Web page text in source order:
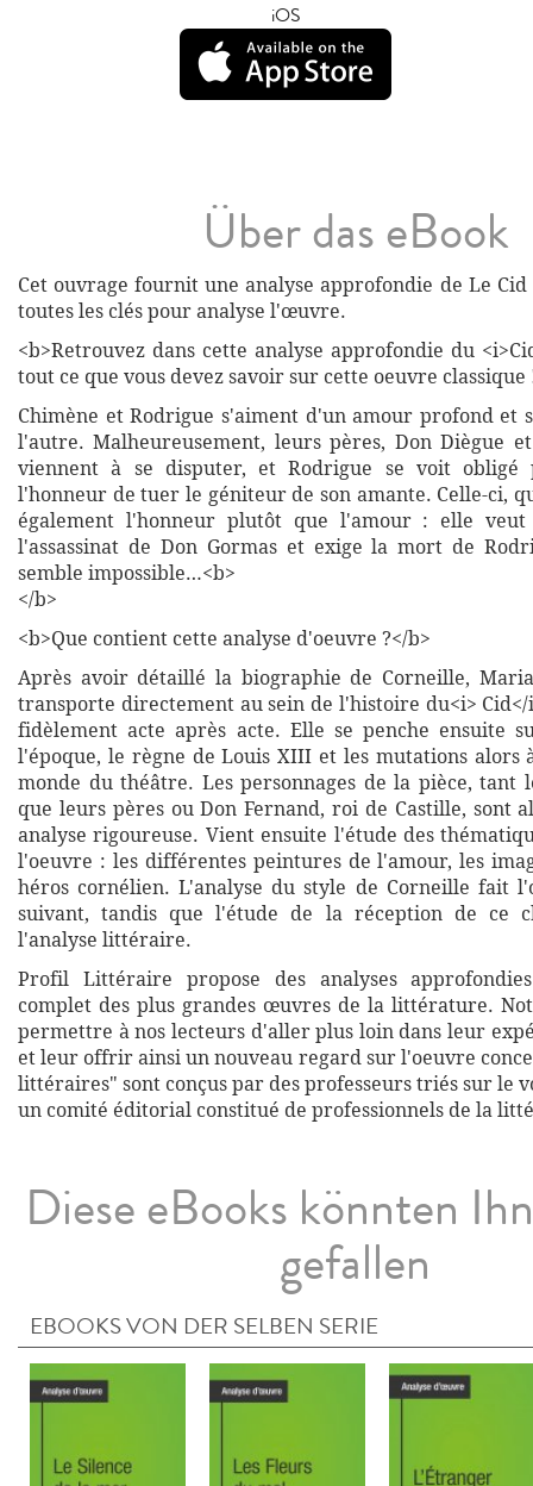
iOS
Über das eBook
Cet ouvrage fournit une analyse approfondie de Le
toutes les clés pour analyse l'œuvre.
<b>Retrouvez dans cette analyse approfondie du
tout ce que vous devez savoir sur cette oeuvre classique
Chimène et Rodrigue s'aiment d'un amour profond et
l'autre. Malheureusement, leurs pères, Don Diègue
viennent à se disputer, et Rodrigue se voit obligé
l'honneur de tuer le géniteur de son amante. Celle-ci,
également l'honneur plutôt que l'amour : elle
l'assassinat de Don Gormas et exige la mort de
semble impossible…<b>
</b>
<b>Que contient cette analyse d'oeuvre ?</b>
Après avoir détaillé la biographie de Corneille,
transporte directement au sein de l'histoire du<i>
fidèlement acte après acte. Elle se penche ensuite
l'époque, le règne de Louis XIII et les mutations alors
monde du théâtre. Les personnages de la pièce, tant
que leurs pères ou Don Fernand, roi de Castille, sont
analyse rigoureuse. Vient ensuite l'étude des
l'oeuvre : les différentes peintures de l'amour, les
héros cornélien. L'analyse du style de Corneille fait
suivant, tandis que l'étude de la réception de ce
l'analyse littéraire.
Profil Littéraire propose des analyses
complet des plus grandes œuvres de la littérature.
permettre à nos lecteurs d'aller plus loin dans leur
et leur offrir ainsi un nouveau regard sur l'oeuvre
littéraires" sont conçus par des professeurs triés sur le
un comité éditorial constitué de professionnels de la
Diese eBooks könnten
gefallen
EBOOKS VON DER SELBEN SERIE